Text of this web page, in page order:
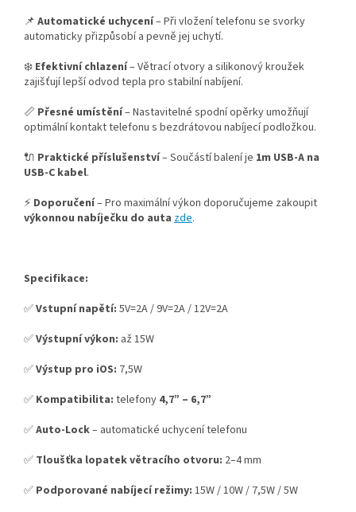
📌 Automatické uchycení– Při vložení telefonu se svorky
automaticky přizpůsobí a pevně jej uchytí.
❄️ Efektivní chlazení– Větrací otvory a silikonový kroužek
zajišťují lepší odvod tepla pro stabilní nabíjení.
📏 Přesné umístění– Nastavitelné spodní opěrky umožňují
optimální kontakt telefonu s bezdrátovou nabíjecí podložkou.
🔌 Praktické příslušenství– Součástí balení je 1m USB-A na
USB-C kabel.
⚡ Doporučení– Pro maximální výkon doporučujeme zakoupit
výkonnou nabíječku do auta zde.
Specifikace:
✅Vstupní napětí: 5V=2A / 9V=2A / 12V=2A
✅Výstupní výkon: až 15W
✅Výstup pro iOS: 7,5W
✅ Kompatibilita: telefony 4,7” – 6,7”
✅Auto-Lock– automatické uchycení telefonu
✅ Tloušťka lopatek větracího otvoru: 2–4 mm
✅ Podporované nabíjecí režimy: 15W / 10W / 7,5W / 5W